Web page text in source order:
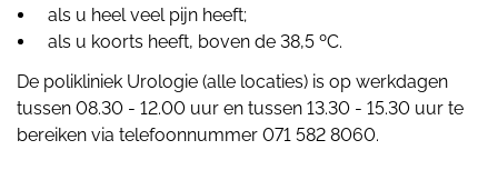
als u heel veel pijn heeft;
als u koorts heeft, boven de 38,5 ºC.
De polikliniek Urologie (alle locaties) is op werkdagen
tussen 08.30 - 12.00 uur en tussen 13.30 - 15.30 uur te
bereiken via telefoonnummer 071 582 8060.